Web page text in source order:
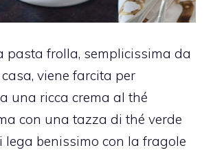
pasta frolla, semplicissima da
viene farcita per
una ricca crema al thé
con una tazza di thé verde
lega benissimo con la fragole